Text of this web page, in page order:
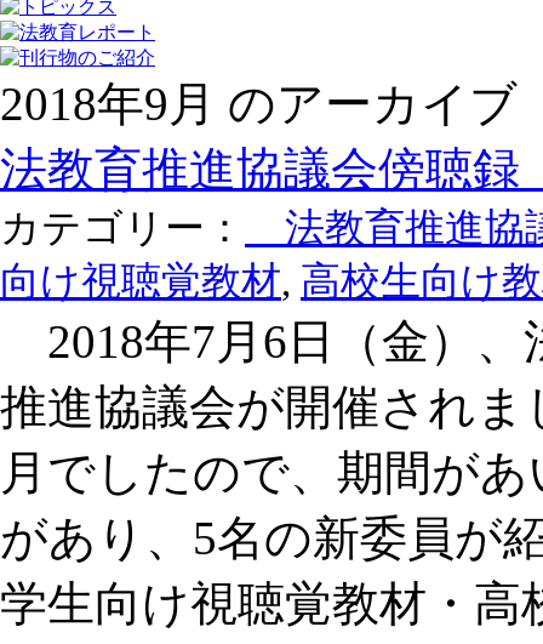
2018年9月 のアーカイブ
法教育推進協議会傍聴録
カテゴリー：
法教育推進協
向け視聴覚教材, 高校生向け
2018年7月6日（金）、
推進協議会が開催されま
月でしたので、期間が
があり、5名の新委員が
学生向け視聴覚教材・